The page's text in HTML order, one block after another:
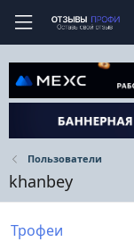
Пользователи
khanbey
Трофеи